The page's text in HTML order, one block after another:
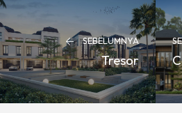
SEBELUMNYA
Tresor